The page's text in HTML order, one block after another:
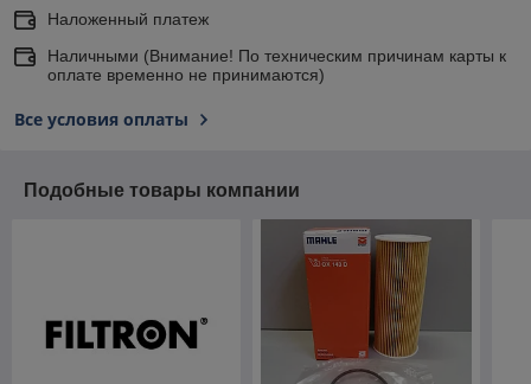
Наложенный платеж
Наличными (Внимание! По техническим причинам карты к
оплате временно не принимаются)
Все условия оплаты
Подобные товары компании